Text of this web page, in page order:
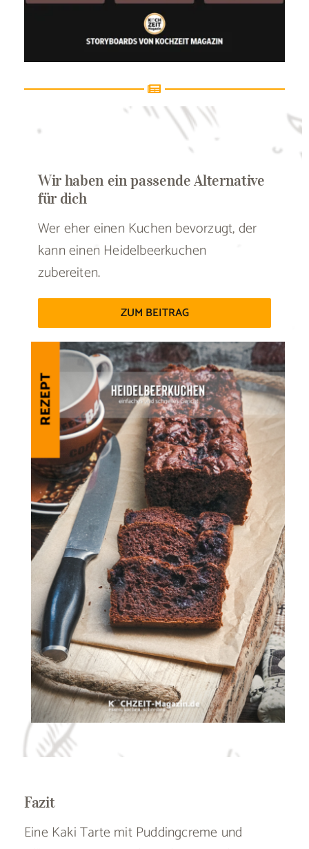
Wir haben ein passende Alternative
für dich
Wer eher einen Kuchen bevorzugt, der
kann einen Heidelbeerkuchen
zubereiten.
ZUM BEITRAG
Fazit
Eine Kaki Tarte mit Puddingcreme und